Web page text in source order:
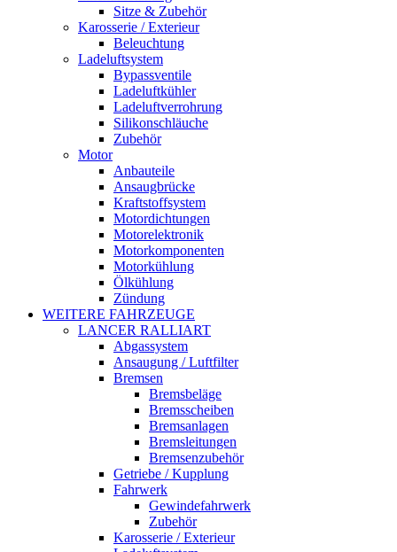
Sitze & Zubehör
Karosserie / Exterieur
Beleuchtung
Ladeluftsystem
Bypassventile
Ladeluftkühler
Ladeluftverrohrung
Silikonschläuche
Zubehör
Motor
Anbauteile
Ansaugbrücke
Kraftstoffsystem
Motordichtungen
Motorelektronik
Motorkomponenten
Motorkühlung
Ölkühlung
Zündung
WEITERE FAHRZEUGE
LANCER RALLIART
Abgassystem
Ansaugung / Luftfilter
Bremsen
Bremsbeläge
Bremsscheiben
Bremsanlagen
Bremsleitungen
Bremsenzubehör
Getriebe / Kupplung
Fahrwerk
Gewindefahrwerk
Zubehör
Karosserie / Exterieur